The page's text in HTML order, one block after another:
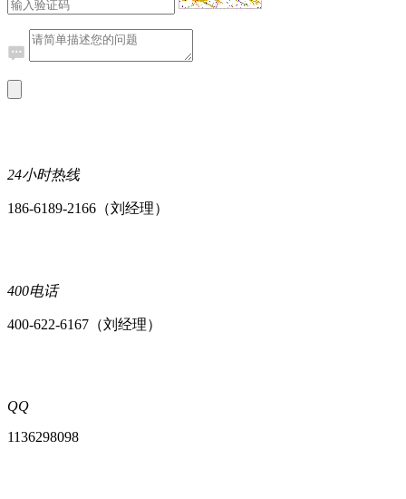
24小时热线
186-6189-2166（刘经理）
400电话
400-622-6167（刘经理）
QQ
1136298098